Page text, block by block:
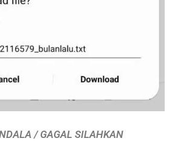
/ GAGAL SILAHKAN